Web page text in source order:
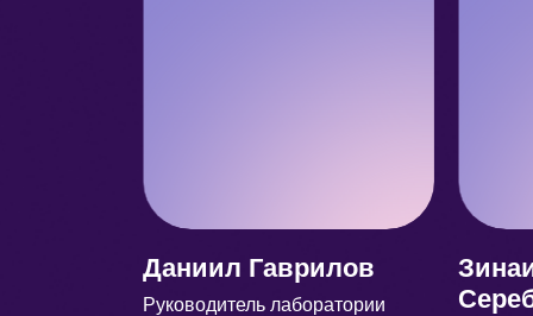
Руководитель лаборатории
Даниил Гаврилов